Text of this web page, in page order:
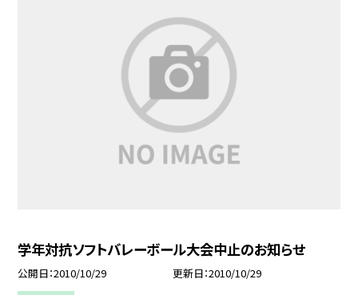
学年対抗ソフトバレーボール大会中止のお知らせ
公開日 2010/10/29 更新日 2010/10/29